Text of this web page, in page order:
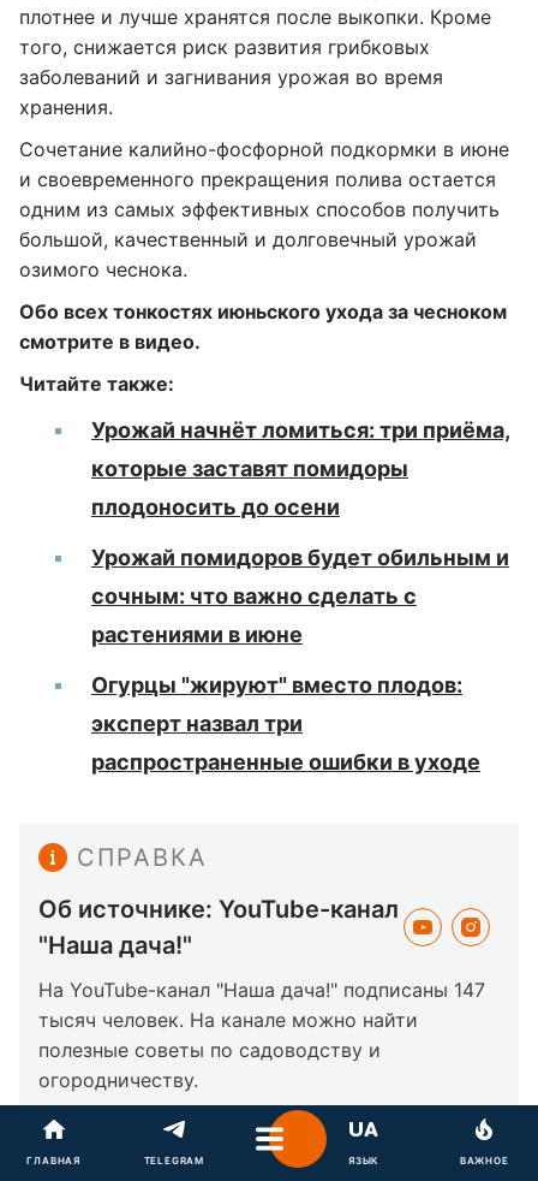
плотнее и лучше хранятся после выкопки. Кроме
того, снижается риск развития грибковых
заболеваний и загнивания урожая во время
хранения.
Сочетание калийно-фосфорной подкормки в июне
и своевременного прекращения полива остается
одним из самых эффективных способов получить
большой, качественный и долговечный урожай
озимого чеснока.
Обо всех тонкостях июньского ухода за чесноком
смотрите в видео.
Читайте также:
Урожай начнёт ломиться: три приёма,
которые заставят помидоры
плодоносить до осени
Урожай помидоров будет обильным и
сочным: что важно сделать с
растениями в июне
Огурцы "жируют" вместо плодов:
эксперт назвал три
распространенные ошибки в уходе
СПРАВКА
Об источнике: YouTube-канал
"Наша дача!"
На YouTube-канал "Наша дача!" подписаны 147
тысяч человек. На канале можно найти
полезные советы по садоводству и
огородничеству.
Ведёт канал его автор по имени Валерий.
"Выращиваем овощи и цветы на даче в
ГЛАВНАЯ TELEGRAM ЯЗЫК ВАЖНОЕ